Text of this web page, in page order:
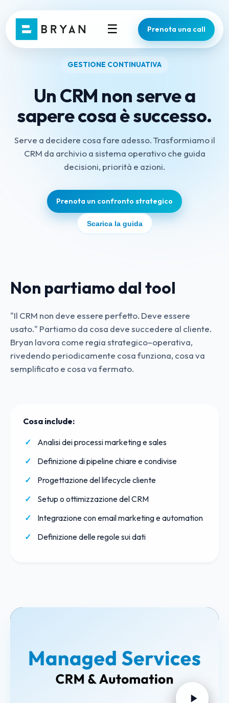
☰ Prenota una call
GESTIONE CONTINUATIVA
Un CRM non serve a
sapere cosa è successo.
Serve a decidere cosa fare adesso. Trasformiamo il
CRM da archivio a sistema operativo che guida
decisioni, priorità e azioni.
Prenota un confronto strategico
Scarica la guida
Non partiamo dal tool
"Il CRM non deve essere perfetto. Deve essere
usato." Partiamo da cosa deve succedere al cliente.
Bryan lavora come regia strategico–operativa,
rivedendo periodicamente cosa funziona, cosa va
semplificato e cosa va fermato.
Cosa include:
Analisi dei processi marketing e sales
Definizione di pipeline chiare e condivise
Progettazione del lifecycle cliente
Setup o ottimizzazione del CRM
Integrazione con email marketing e automation
Definizione delle regole sui dati